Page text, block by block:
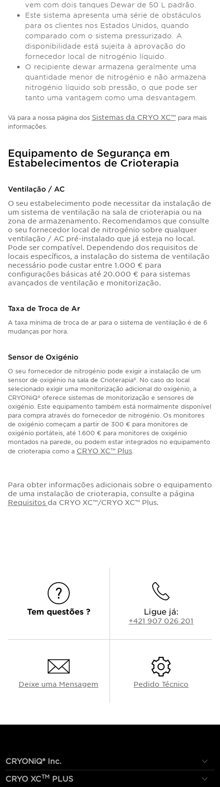
vem com dois tanques Dewar de 50 L padrão.
Este sistema apresenta uma série de obstáculos
para os clientes nos Estados Unidos, quando
comparado com o sistema pressurizado. A
disponibilidade está sujeita à aprovação do
fornecedor local de nitrogénio líquido.
O recipiente dewar armazena geralmente uma
quantidade menor de nitrogénio e não armazena
nitrogénio líquido sob pressão
o que pode ser
tanto uma vantagem como uma desvantagem.
Vá para a nossa página dos Sistemas da CRYO XC™para mais
informações.
Equipamento de Segurança em
Estabelecimentos de Crioterapia
Ventilação / AC
O seu estabelecimento pode necessitar da instalação de
um sistema de ventilação na sala de crioterapia ou na
zona de armazenamento. Recomendamos que consulte
o seu fornecedor local de nitrogénio sobre qualquer
ventilação / AC pré-instalado que já esteja no local.
Pode ser compatível. Dependendo dos requisitos de
locais específicos, a instalação do sistema de ventilação
necessário pode custar entre 1.000 € para
configurações básicas até 20.000 € para sistemas
avançados de ventilação e monitorização.
Taxa de Troca de Ar
A taxa mínima de troca de ar para o sistema de ventilação é de 6
mudanças por hora.
Sensor de Oxigénio
O seu fornecedor de nitrogénio pode exigir a instalação de um
sensor de oxigénio na sala de Crioterapia®. No caso do local
selecionado exigir uma monitorização adicional do oxigénio, a
CRYONiQ® oferece sistemas de monitorização e sensores de
oxigénio. Este equipamento também está normalmente disponível
para compra através do fornecedor de nitrogénio. Os monitores
de oxigénio começam a partir de 300 € para monitores de
oxigénio portáteis, até 1.600 € para monitores de oxigénio
montados na parede, ou podem estar integrados no equipamento
de crioterapia como a CRYO XC™ Plus.
Para obter informações adicionais sobre o equipamento
de uma instalação de crioterapia, consulte a página
Requisitos da CRYO XC™/CRYO XC™ Plus.
Tem questões ? Ligue já:
+421 907 026 201
Deixe uma Mensagem Pedido Técnico
CRYONiQ® Inc.
CRYO XCTM PLUS